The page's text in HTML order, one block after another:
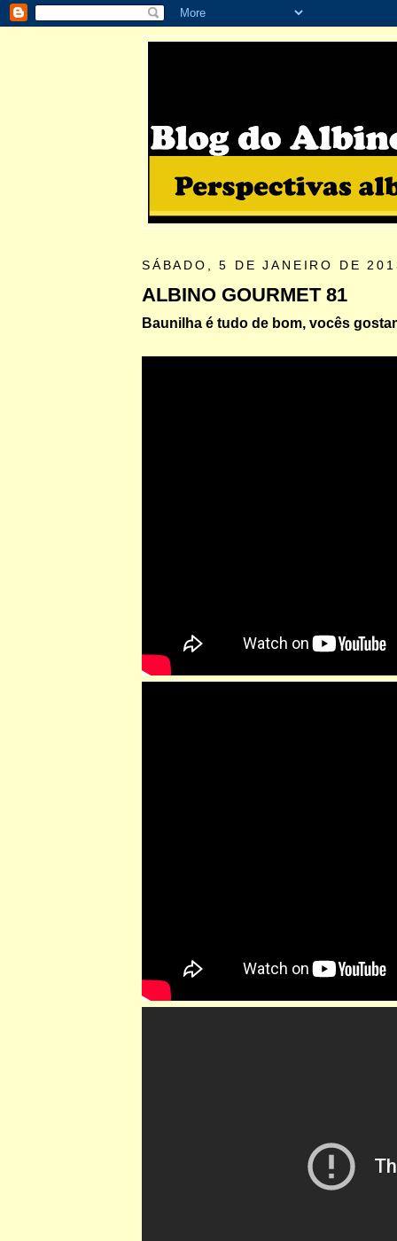
SÁBADO, 5 DE JANEIRO DE
ALBINO GOURMET 81
Baunilha é tudo de bom, vocês